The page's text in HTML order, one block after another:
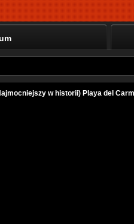
w historii) Playa del